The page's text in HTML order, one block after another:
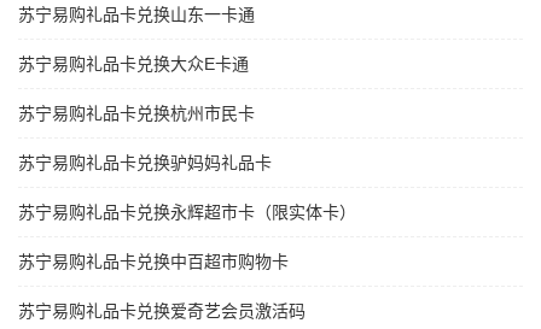
苏宁易购礼品卡兑换山东一卡通
苏宁易购礼品卡兑换大众E卡通
苏宁易购礼品卡兑换杭州市民卡
苏宁易购礼品卡兑换驴妈妈礼品卡
苏宁易购礼品卡兑换永辉超市卡（限实体卡）
苏宁易购礼品卡兑换中百超市购物卡
苏宁易购礼品卡兑换爱奇艺会员激活码